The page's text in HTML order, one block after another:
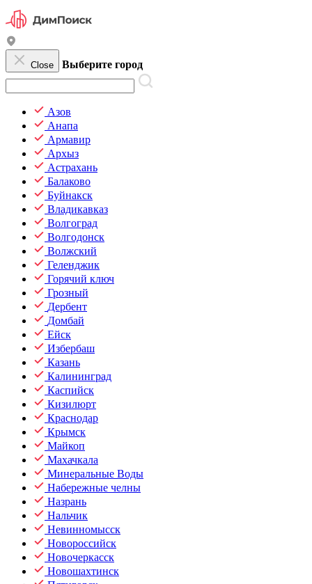
Close Выберите город
Азов
Анапа
Армавир
Архыз
Астрахань
Балаково
Буйнакск
Владикавказ
Волгоград
Волгодонск
Волжский
Геленджик
Горячий ключ
Грозный
Дербент
Домбай
Ейск
Избербаш
Казань
Калининград
Каспийск
Кизилюрт
Краснодар
Крымск
Майкоп
Махачкала
Минеральные Воды
Набережные челны
Назрань
Нальчик
Невинномысск
Новороссийск
Новочеркасск
Новошахтинск